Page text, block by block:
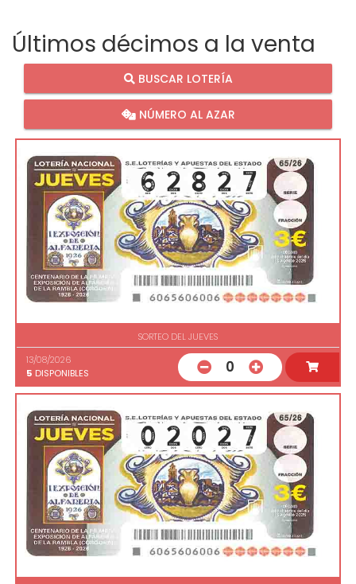
Últimos décimos a la venta
BUSCAR LOTERÍA
NÚMERO AL AZAR
SORTEO DEL JUEVES
13/08/2026
5 DISPONIBLES 0